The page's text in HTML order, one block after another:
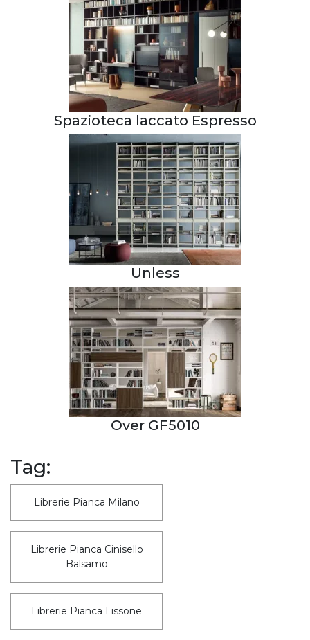
Spazioteca laccato Espresso
Unless
Over GF5010
Tag:
Librerie Pianca Milano
Librerie Pianca Cinisello
Balsamo
Librerie Pianca Lissone